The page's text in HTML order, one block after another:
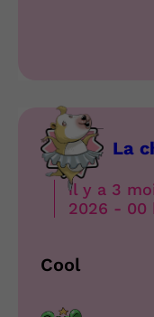
La
il y a 3
2026 - 00
Cool